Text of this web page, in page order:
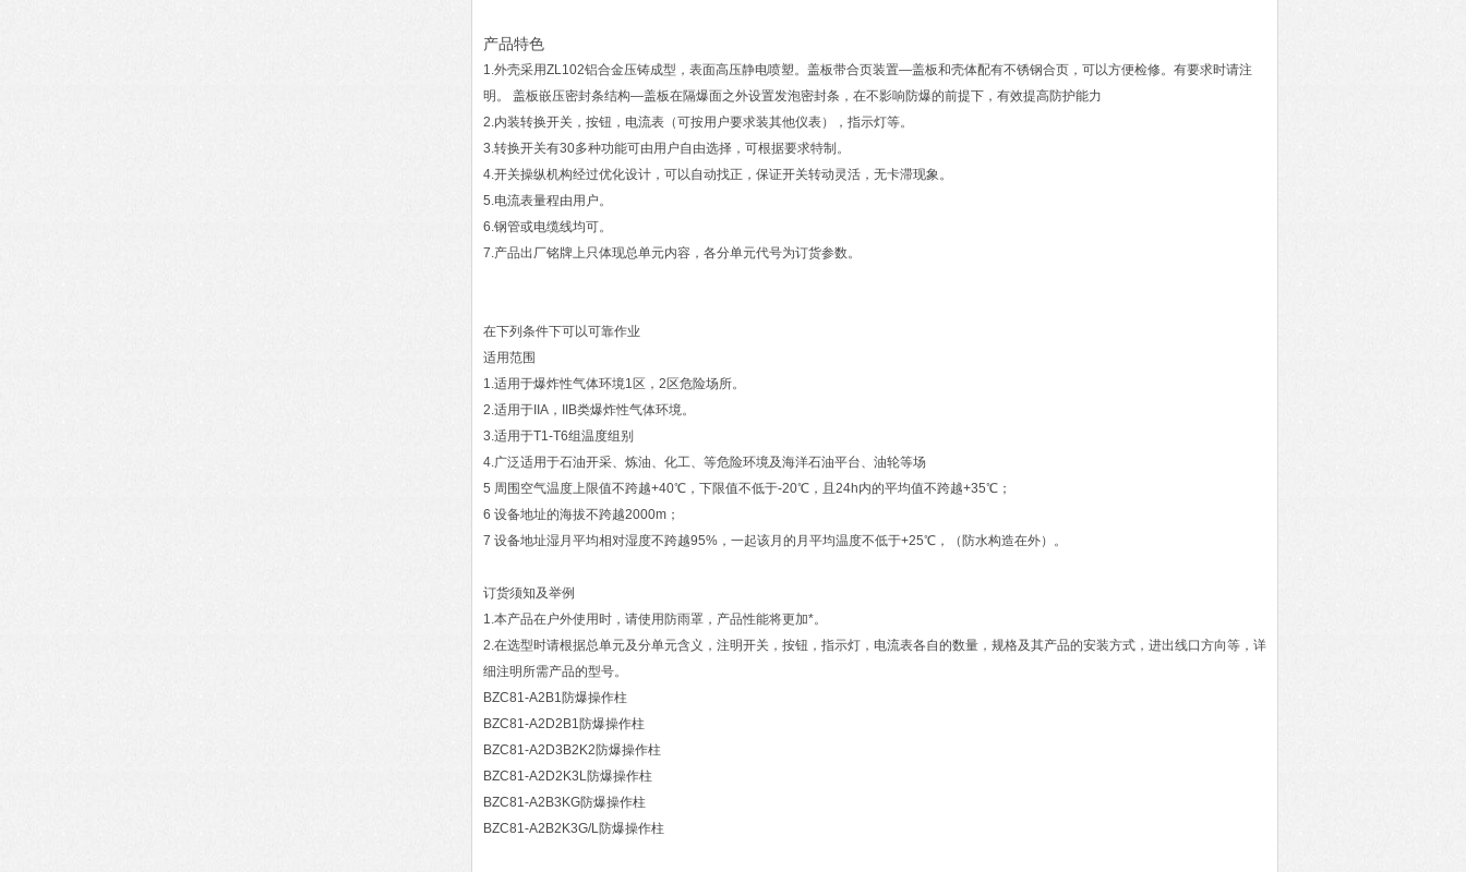
产品特色
1.外壳采用ZL102铝合金压铸成型，表面高压静电喷塑。盖板带合页装置—盖板和壳体配有不锈钢合页，可以方便检修。有要求时请注
明。 盖板嵌压密封条结构—盖板在隔爆面之外设置发泡密封条，在不影响防爆的前提下，有效提高防护能力
2.内装转换开关，按钮，电流表（可按用户要求装其他仪表），指示灯等。
3.转换开关有30多种功能可由用户自由选择，可根据要求特制。
4.开关操纵机构经过优化设计，可以自动找正，保证开关转动灵活，无卡滞现象。
5.电流表量程由用户。
6.钢管或电缆线均可。
7.产品出厂铭牌上只体现总单元内容，各分单元代号为订货参数。
在下列条件下可以可靠作业
适用范围
1.适用于爆炸性气体环境1区，2区危险场所。
2.适用于IIA，IIB类爆炸性气体环境。
3.适用于T1-T6组温度组别
4.广泛适用于石油开采、炼油、化工、等危险环境及海洋石油平台、油轮等场
5 周围空气温度上限值不跨越+40℃，下限值不低于-20℃，且24h内的平均值不跨越+35℃；
6 设备地址的海拔不跨越2000m；
7 设备地址湿月平均相对湿度不跨越95%，一起该月的月平均温度不低于+25℃，（防水构造在外）。
订货须知及举例
1.本产品在户外使用时，请使用防雨罩，产品性能将更加*。
2.在选型时请根据总单元及分单元含义，注明开关，按钮，指示灯，电流表各自的数量，规格及其产品的安装方式，进出线口方向等，详
细注明所需产品的型号。
BZC81-A2B1防爆操作柱
BZC81-A2D2B1防爆操作柱
BZC81-A2D3B2K2防爆操作柱
BZC81-A2D2K3L防爆操作柱
BZC81-A2B3KG防爆操作柱
BZC81-A2B2K3G/L防爆操作柱